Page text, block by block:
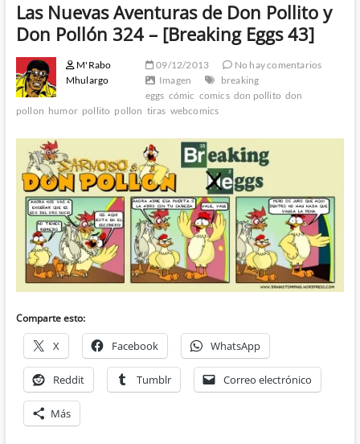
Las Nuevas Aventuras de Don Pollito y
Don Pollón 324 – [Breaking Eggs 43]
M'Rabo
Mhulargo
09/12/2013
No hay comentarios
Imagen
breaking
eggs cómic comics don pollito don
pollon humor pollito pollon tiras webcomics
Comparte esto:
X Facebook WhatsApp
Reddit Tumblr Correo electrónico
Más